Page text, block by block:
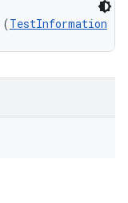
(TestInformation